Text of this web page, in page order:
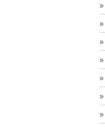
»
»
»
»
»
»
»